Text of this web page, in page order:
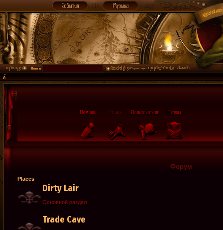
Форум
Places
Dirty Lair
Основной раздел
Trade Cave